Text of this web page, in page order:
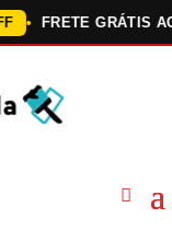
FRETE GRÁTIS ACIMA